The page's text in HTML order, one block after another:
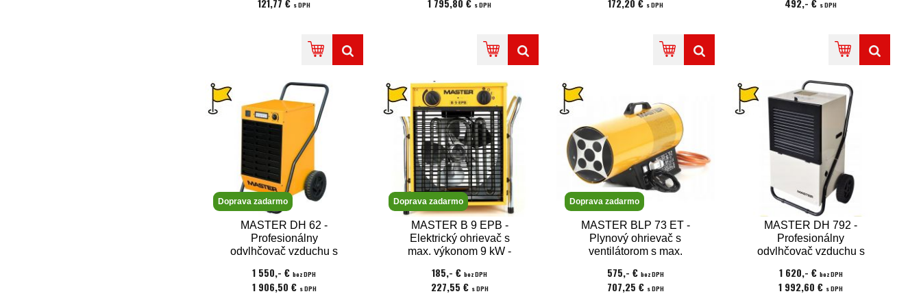
121,77 € s DPH 1 795,80 € s DPH 172,20 € s DPH 492,- € s DPH
Doprava zadarmo
MASTER DH 62 -
Profesionálny
odvlhčovač vzduchu s
52l/24hod.
1 550,- €bez DPH
1 906,50 € s DPH
Doprava zadarmo
MASTER B 9 EPB -
Elektrický ohrievač s
max. výkonom 9 kW -
185,- €bez DPH
227,55 € s DPH
Doprava zadarmo
MASTER BLP 73 ET -
Plynový ohrievač s
ventilátorom s max.
možnosť pripojiť
termostatripojiť
575,- € bez DPH
707,25 € s DPH
MASTER DH 792 -
Profesionálny
odvlhčovač vzduchu s
100l/24hod.
1 620,- € bez DPH
1 992,60 € s DPH